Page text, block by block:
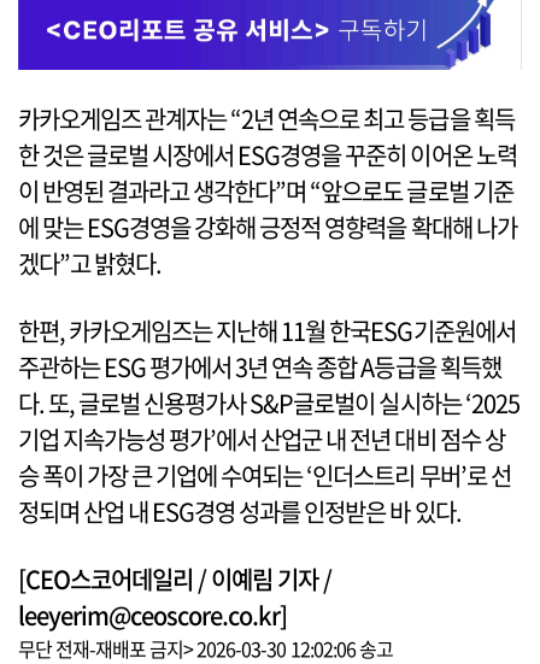
카카오게임즈 관계자는 “2년 연속으로 최고 등급을 획득
한 것은 글로벌 시장에서 ESG경영을 꾸준히 이어온 노력
이 반영된 결과라고 생각한다”며 “앞으로도 글로벌 기준
에 맞는 ESG경영을 강화해 긍정적 영향력을 확대해 나가
겠다”고 밝혔다.
한편, 카카오게임즈는 지난해 11월 한국ESG기준원에서
주관하는 ESG 평가에서 3년 연속 종합 A등급을 획득했
다. 또, 글로벌 신용평가사 S&P글로벌이 실시하는 ‘2025
기업 지속가능성 평가’에서 산업군 내 전년 대비 점수 상
승 폭이 가장 큰 기업에 수여되는 ‘인더스트리 무버’로 선
정되며 산업 내 ESG경영 성과를 인정받은 바 있다.
[CEO스코어데일리 / 이예림 기자 /
leeyerim@ceoscore.co.kr]
무단 전재-재배포 금지> 2026-03-30 12:02:06 송고